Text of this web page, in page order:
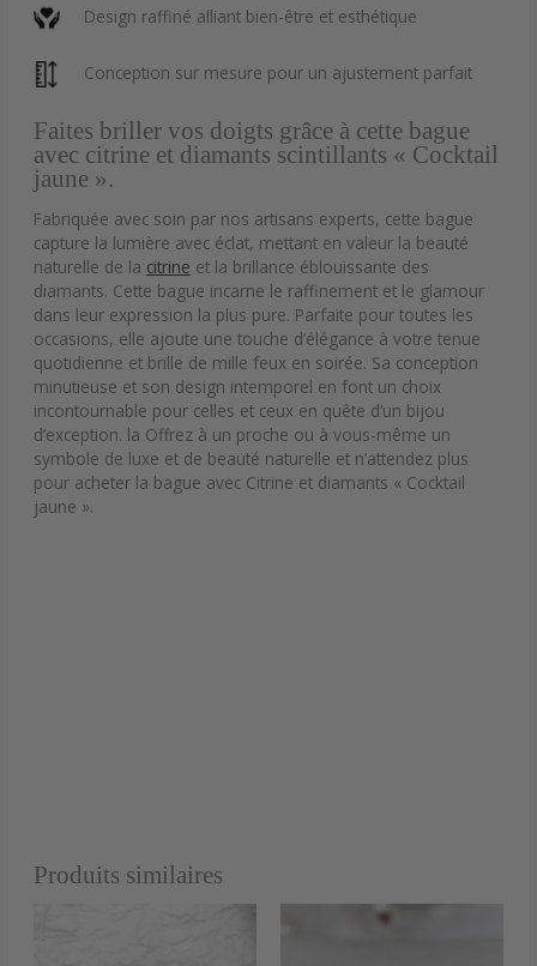
Design raffiné alliant bien-être et esthétique
Conception sur mesure pour un ajustement parfait
Faites briller vos doigts grâce à cette bague
avec citrine et diamants scintillants « Cocktail
jaune ».
Fabriquée avec soin par nos artisans experts, cette bague
capture la lumière avec éclat, mettant en valeur la beauté
naturelle de la citrine et la brillance éblouissante des
diamants. Cette bague incarne le raffinement et le glamour
dans leur expression la plus pure. Parfaite pour toutes les
occasions, elle ajoute une touche d’élégance à votre tenue
quotidienne et brille de mille feux en soirée. Sa conception
minutieuse et son design intemporel en font un choix
incontournable pour celles et ceux en quête d’un bijou
d’exception. la Offrez à un proche ou à vous-même un
symbole de luxe et de beauté naturelle et n’attendez plus
pour acheter la bague avec Citrine et diamants « Cocktail
jaune ».
Produits similaires